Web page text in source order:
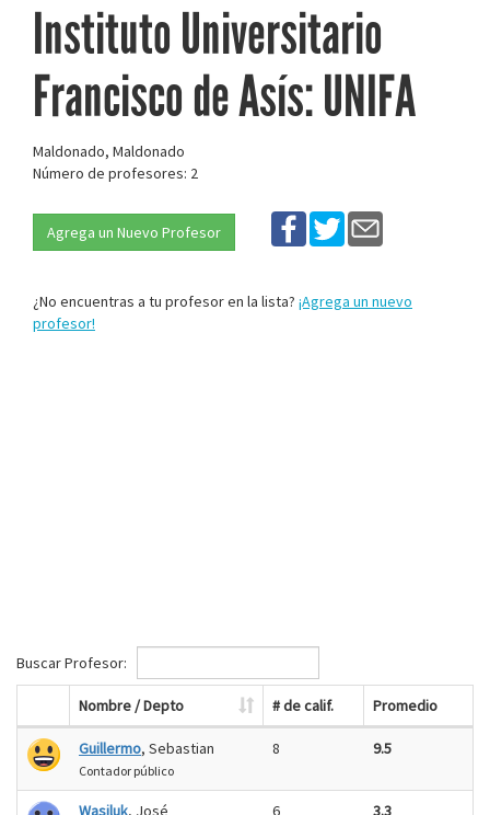
Instituto Universitario
Francisco de Asís: UNIFA
Maldonado, Maldonado
Número de profesores: 2
Agrega un Nuevo Profesor
¿No encuentras a tu profesor en la lista? ¡Agrega un nuevo
profesor!
Buscar Profesor:
Nombre / Depto # de calif. Promedio
Guillermo, Sebastian
Contador público
8 9.5
Wasiluk, José 6 3.3